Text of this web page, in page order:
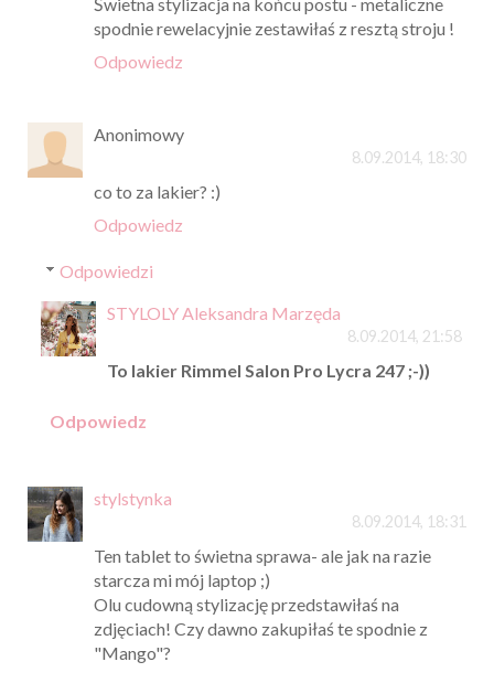
spodnie rewelacyjnie zestawiłaś z resztą stroju !
Odpowiedz
Anonimowy
8.09.2014, 18:30
co to za lakier? :)
Odpowiedz
Odpowiedzi
STYLOLY Aleksandra Marzęda
8.09.2014, 21:58
To lakier Rimmel Salon Pro Lycra 247 ;-))
Odpowiedz
stylstynka
8.09.2014, 18:31
Ten tablet to świetna sprawa- ale jak na razie
starcza mi mój laptop ;)
Olu cudowną stylizację przedstawiłaś na
zdjęciach! Czy dawno zakupiłaś te spodnie z
"Mango"?